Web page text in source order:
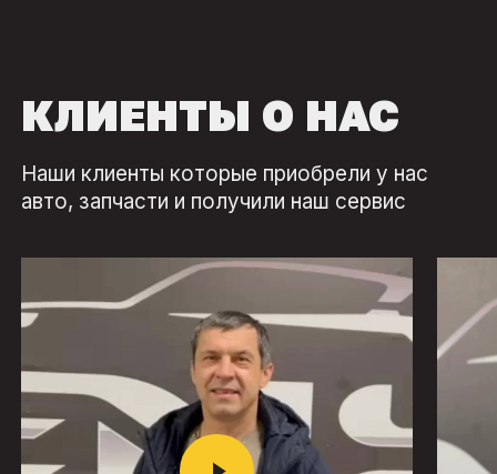
КЛИЕНТЫ О НАС
Наши клиенты которые приобрели у нас
авто, запчасти и получили наш сервис